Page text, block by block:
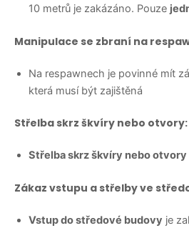
10 metrů je zakázáno. Pouze
Manipulace se zbraní na
Na respawnech je povinné mít
která musí být zajištěná
Střelba skrz škvíry nebo otvory:
Střelba skrz škvíry nebo otvory
Zákaz vstupu a střelby ve
Vstup do středové budovy je